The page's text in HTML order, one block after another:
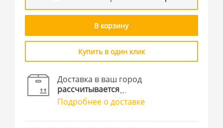
В корзину
Купить в один клик
Доставка в ваш город
рассчитывается
Подробнее о доставке